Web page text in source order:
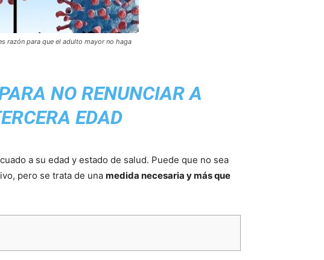
razón para que el adulto mayor no haga
NO RENUNCIAR A
EDAD
a su edad y estado de salud. Puede que no sea
pero se trata de una medida necesaria y más que